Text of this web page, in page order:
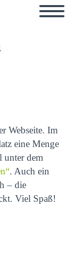
Webseite. Im
eine Menge
unter dem
. Auch ein
– die
Viel Spaß!